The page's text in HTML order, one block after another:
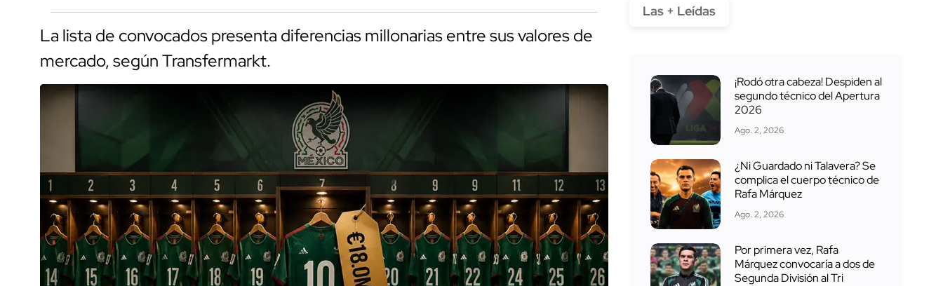
La lista de convocados presenta diferencias millonarias entre sus valores de
mercado, según Transfermarkt.
Las + Leídas
¡Rodó otra cabeza! Despiden al
segundo técnico del Apertura
2026
Ago. 2, 2026
¿Ni Guardado ni Talavera? Se
complica el cuerpo técnico de
Rafa Márquez
Ago. 2, 2026
Por primera vez, Rafa
Márquez convocaría a dos de
Segunda División al Tri